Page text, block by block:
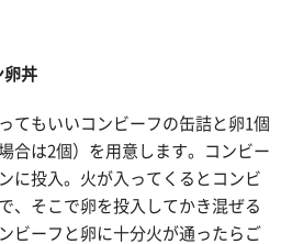
卵丼
てもいいコンビーフの缶詰と卵1個
合は2個）を用意します。コンビー
に投入。火が入ってくるとコンビ
、そこで卵を投入してかき混ぜる
ビーフと卵に十分火が通ったらご